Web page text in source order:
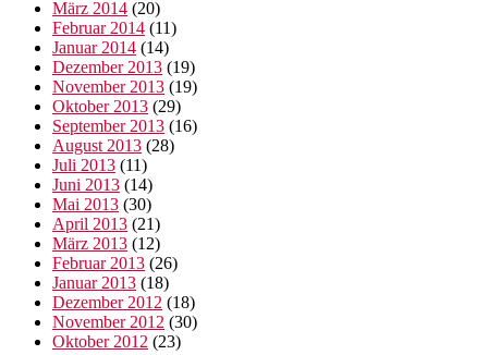
März 2014 (20)
Februar 2014 (11)
Januar 2014 (14)
Dezember 2013 (19)
November 2013 (19)
Oktober 2013 (29)
September 2013 (16)
August 2013 (28)
Juli 2013 (11)
Juni 2013 (14)
Mai 2013 (30)
April 2013 (21)
März 2013 (12)
Februar 2013 (26)
Januar 2013 (18)
Dezember 2012 (18)
November 2012 (30)
Oktober 2012 (23)